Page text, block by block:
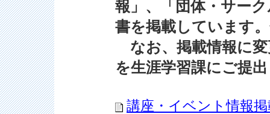
報」、「団体・サー
書を掲載しています
なお、掲載情報に
を生涯学習課にご提
講座・イベント情報